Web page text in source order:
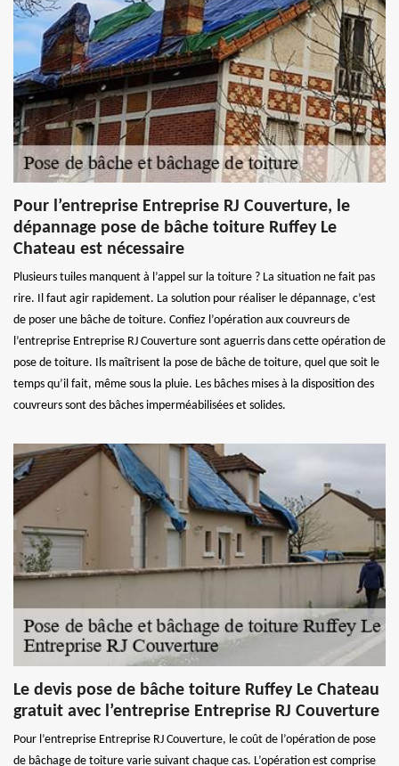
Pour l’entreprise Entreprise RJ Couverture, le
dépannage pose de bâche toiture Ruffey Le
Chateau est nécessaire
Plusieurs tuiles manquent à l’appel sur la toiture ? La situation ne fait pas
rire. Il faut agir rapidement. La solution pour réaliser le dépannage, c’est
de poser une bâche de toiture. Confiez l’opération aux couvreurs de
l’entreprise Entreprise RJ Couverture sont aguerris dans cette opération de
pose de toiture. Ils maîtrisent la pose de bâche de toiture, quel que soit le
temps qu’il fait, même sous la pluie. Les bâches mises à la disposition des
couvreurs sont des bâches imperméabilisées et solides.
Le devis pose de bâche toiture Ruffey Le Chateau
gratuit avec l’entreprise Entreprise RJ Couverture
Pour l’entreprise Entreprise RJ Couverture, le coût de l’opération de pose
de bâchage de toiture varie suivant chaque cas. L’opération est comprise